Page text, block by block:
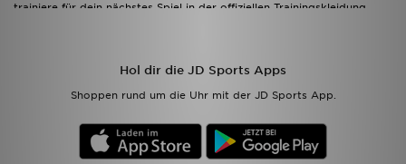
trainiere für dein nächstes Spiel in der offiziellen Trainingskleidung.
Hol dir die JD Sports Apps
Shoppen rund um die Uhr mit der JD Sports App.